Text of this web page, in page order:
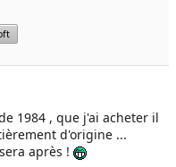
1984 , que j'ai acheter il
d'origine ...
après !